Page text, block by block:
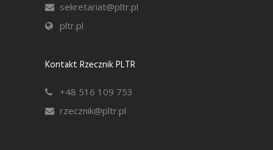
sekretariat@pltr.pl
pltr.pl
Kontakt Rzecznik PLTR
+48 516 109 753
rzecznik@pltr.pl